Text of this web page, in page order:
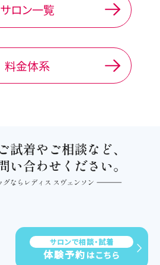
サロン一覧
料金体系
サロンで相談・試着
体験予約 はこちら